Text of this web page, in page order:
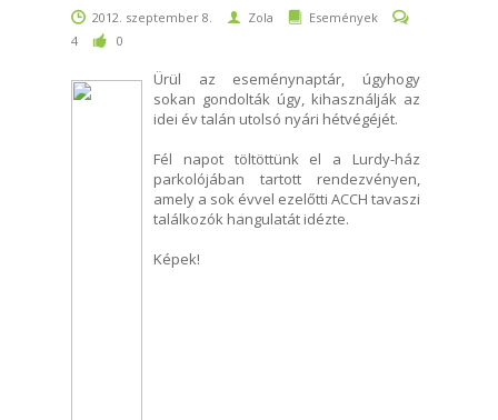
2012. szeptember 8. Zola
Események
4
0
Ürül az eseménynaptár, úgyhogy
sokan gondolták úgy, kihasználják az
idei év talán utolsó nyári hétvégéjét.
Fél napot töltöttünk el a Lurdy-ház
parkolójában tartott rendezvényen,
amely a sok évvel ezelőtti ACCH tavaszi
találkozók hangulatát idézte.
Képek!